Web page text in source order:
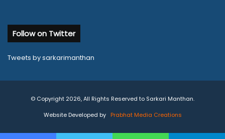
Follow on Twitter
Tweets by sarkarimanthan
© Copyright 2026, All Rights Reserved to Sarkari Manthan.
Website Developed by
Prabhat Media Creations